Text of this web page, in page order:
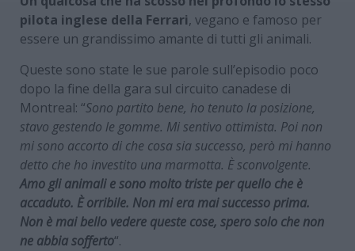
pilota inglese della Ferrari, vegano e famoso per
essere un grandissimo amante di tutti gli animali.
Queste sono state le sue parole sull’episodio poco
dopo la fine della gara sul circuito canadese di
Montreal: “Sono partito bene, ho tenuto la posizione,
stavo gestendo le gomme. Mi sentivo ottimista. Poi non
mi sono accorto di che cosa sia successo, però mi hanno
detto che ho investito una marmotta. È sconvolgente.
Amo gli animali e sono molto triste per quello che è
accaduto. È orribile. Non mi era mai successo prima.
Non è mai bello vedere queste cose, spero solo che non
ne abbia sofferto“.